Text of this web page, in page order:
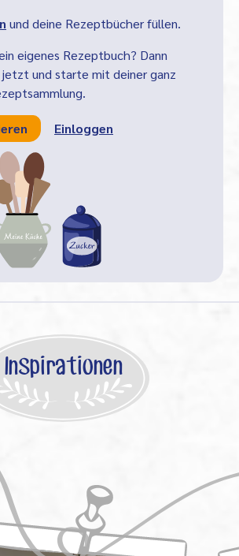
und deine Rezeptbücher füllen.
eigenes Rezeptbuch? Dann
und starte mit deiner ganz
Einloggen
Inspirationen